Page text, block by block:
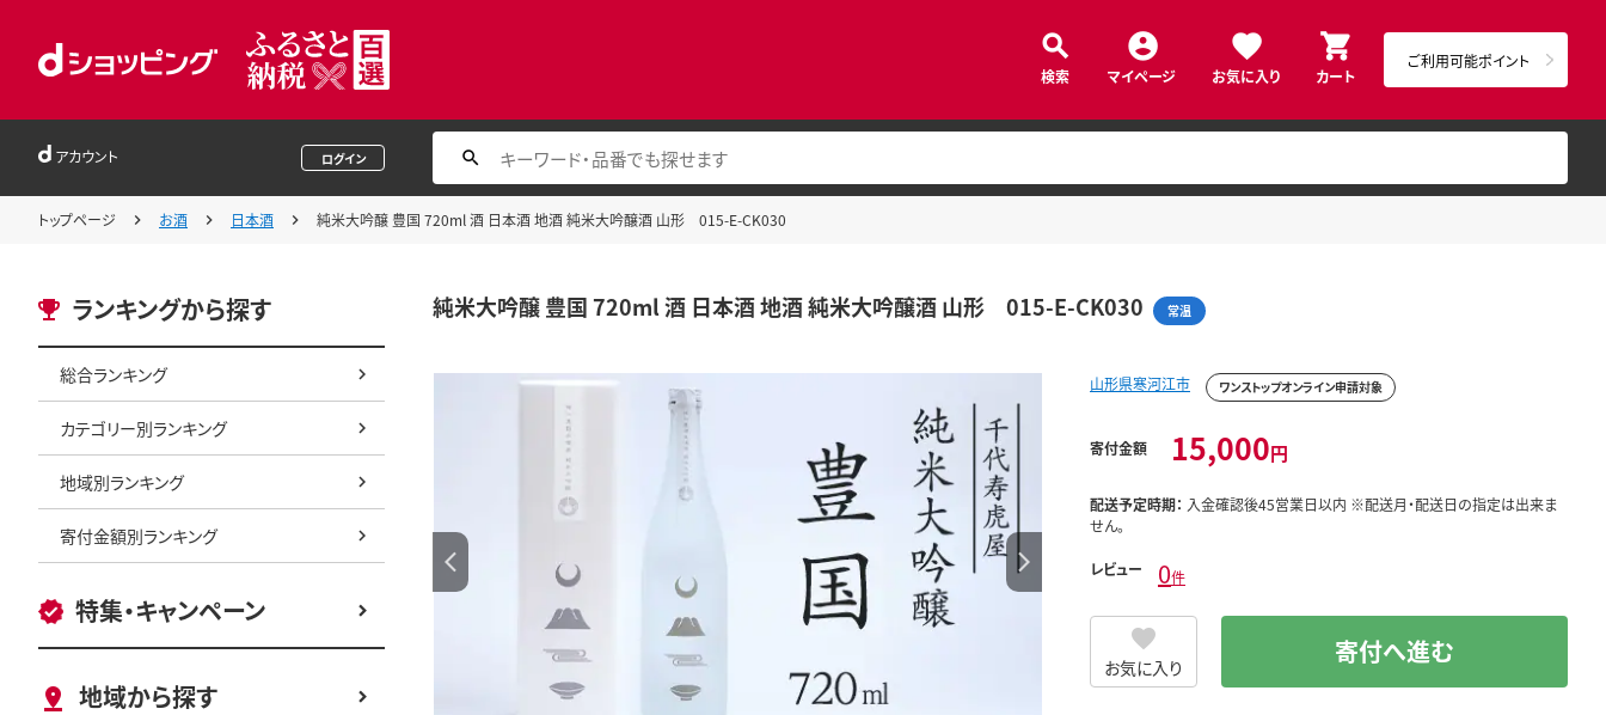
検索 マイページ お気に入り カート
ご利用可能ポイント
アカウント ログイン
トップページ お酒 日本酒 純米大吟醸 豊国 720ml 酒 日本酒 地酒 純米大吟醸酒 山形 015-E-CK030
ランキングから探す
総合ランキング
カテゴリー別ランキング
地域別ランキング
寄付金額別ランキング
特集・キャンペーン
地域から探す
純米大吟醸 豊国 720ml 酒 日本酒 地酒 純米大吟醸酒 山形 015-E-CK030 常温
山形県寒河江市 ワンストップオンライン申請対象
寄付金額 15,000円
配送予定時期： 入金確認後45営業日以内 ※配送月・配送日の指定は出来ま
せん。
レビュー 0件
お気に入り 寄付へ進む